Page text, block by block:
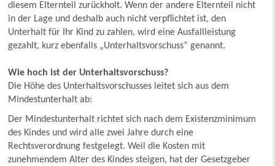
diesem Elternteil zurückholt. Wenn der andere Elternteil nicht
in der Lage und deshalb auch nicht verpflichtet ist, den
Unterhalt für Ihr Kind zu zahlen, wird eine Ausfallleistung
gezahlt, kurz ebenfalls „Unterhaltsvorschuss“ genannt.
Wie hoch ist der Unterhaltsvorschuss?
Die Höhe des Unterhaltsvorschusses leitet sich aus dem
Mindestunterhalt ab:
Der Mindestunterhalt richtet sich nach dem Existenzminimum
des Kindes und wird alle zwei Jahre durch eine
Rechtsverordnung festgelegt. Weil die Kosten mit
zunehmendem Alter des Kindes steigen, hat der Gesetzgeber